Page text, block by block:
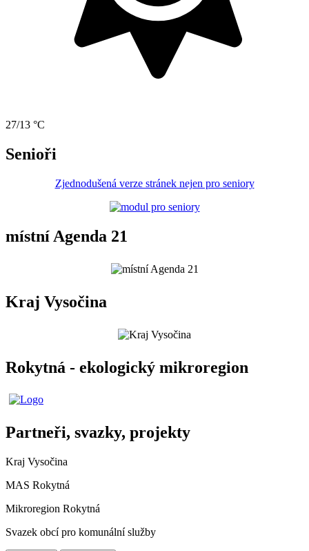
27/13 °C
Senioři
Zjednodušená verze stránek nejen pro seniory
místní Agenda 21
Kraj Vysočina
Rokytná - ekologický mikroregion
Partneři, svazky, projekty
Kraj Vysočina
MAS Rokytná
Mikroregion Rokytná
Svazek obcí pro komunální služby